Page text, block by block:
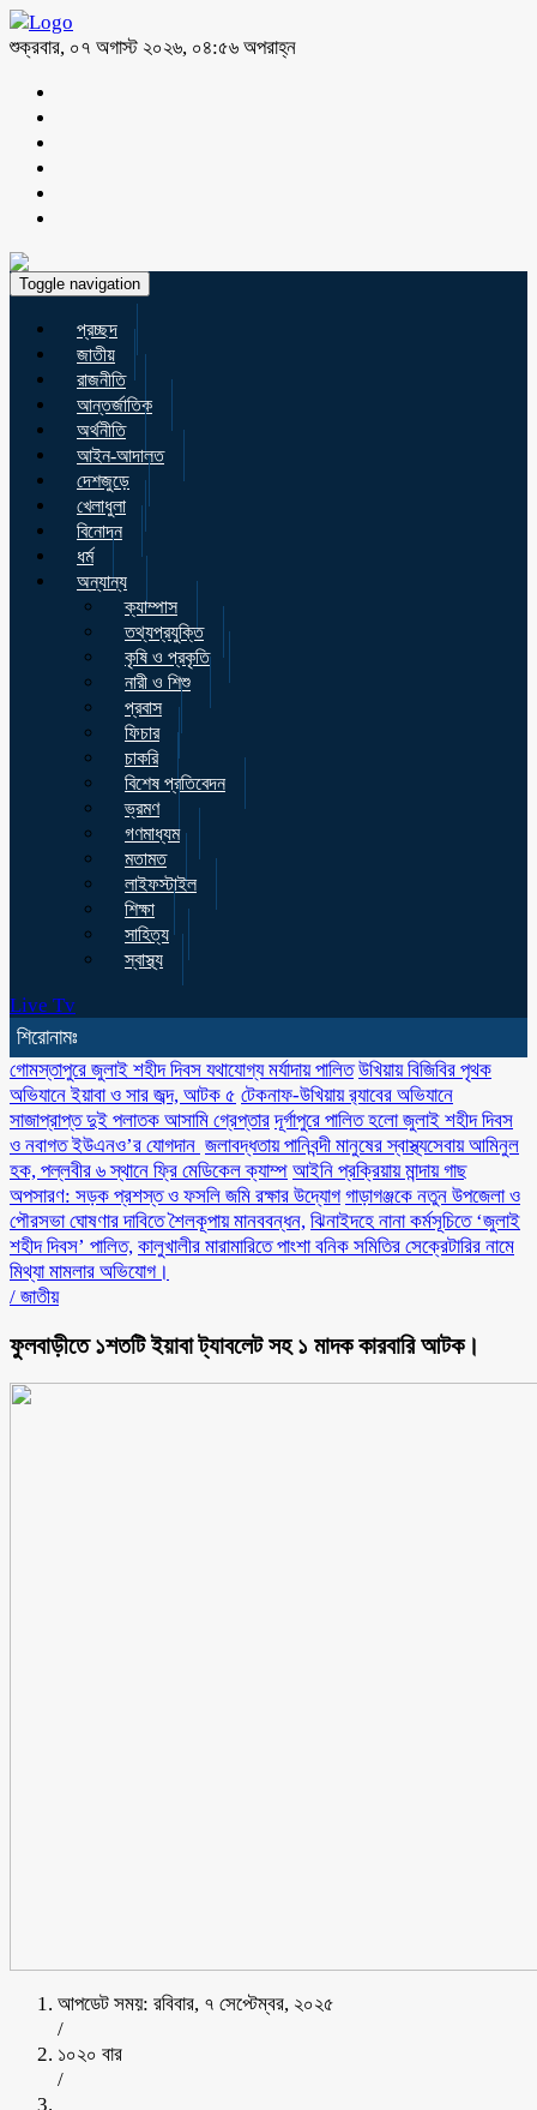
শুক্রবার, ০৭ অগাস্ট ২০২৬, ০৪:৫৬ অপরাহ্ন
Toggle navigation
প্রচ্ছদ
জাতীয়
রাজনীতি
আন্তর্জাতিক
অর্থনীতি
আইন-আদালত
দেশজুড়ে
খেলাধুলা
বিনোদন
ধর্ম
অন্যান্য
ক্যাম্পাস
তথ্যপ্রযুক্তি
কৃষি ও প্রকৃতি
নারী ও শিশু
প্রবাস
ফিচার
চাকরি
বিশেষ প্রতিবেদন
ভ্রমণ
গণমাধ্যম
মতামত
লাইফস্টাইল
শিক্ষা
সাহিত্য
স্বাস্থ্য
Live Tv
শিরোনামঃ
গোমস্তাপুরে জুলাই শহীদ দিবস যথাযোগ্য মর্যাদায় পালিত উখিয়ায় বিজিবির পৃথক
অভিযানে ইয়াবা ও সার জব্দ, আটক ৫ টেকনাফ-উখিয়ায় র‌্যাবের অভিযানে
সাজাপ্রাপ্ত দুই পলাতক আসামি গ্রেপ্তার ‎দূর্গাপুরে পালিত হলো জুলাই শহীদ দিবস
ও নবাগত ইউএনও’র যোগদান ‎ জলাবদ্ধতায় পানিবন্দী মানুষের স্বাস্থ্যসেবায় আমিনুল
হক, পল্লবীর ৬ স্থানে ফ্রি মেডিকেল ক্যাম্প আইনি প্রক্রিয়ায় মান্দায় গাছ
অপসারণ: সড়ক প্রশস্ত ও ফসলি জমি রক্ষার উদ্যোগ গাড়াগঞ্জকে নতুন উপজেলা ও
পৌরসভা ঘোষণার দাবিতে শৈলকূপায় মানববন্ধন, ঝিনাইদহে নানা কর্মসূচিতে ‘জুলাই
শহীদ দিবস’ পালিত, কালুখালীর মারামারিতে পাংশা বনিক সমিতির সেক্রেটারির নামে
মিথ্যা মামলার অভিযোগ।
/ জাতীয়
ফুলবাড়ীতে ১শতটি ইয়াবা ট্যাবলেট সহ ১ মাদক কারবারি আটক।
আপডেট সময়: রবিবার, ৭ সেপ্টেম্বর, ২০২৫
/
১০২০ বার
/